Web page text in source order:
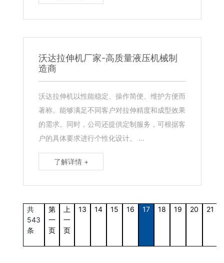
沃达拉伸机厂家-高质量液压机械制
造商
沃达拉伸机以性能稳定、操作简便、维护方便而
著称。能够满足不同客户对拉伸精度和成型效果
的需求。同时，公司还提供定制服务，可根据客
户的具体要求进行个性化设计。 ...
了解详情 +
共
543
条
第
一
页
上
一
页
13 14 15 16 17 18 19 20 21